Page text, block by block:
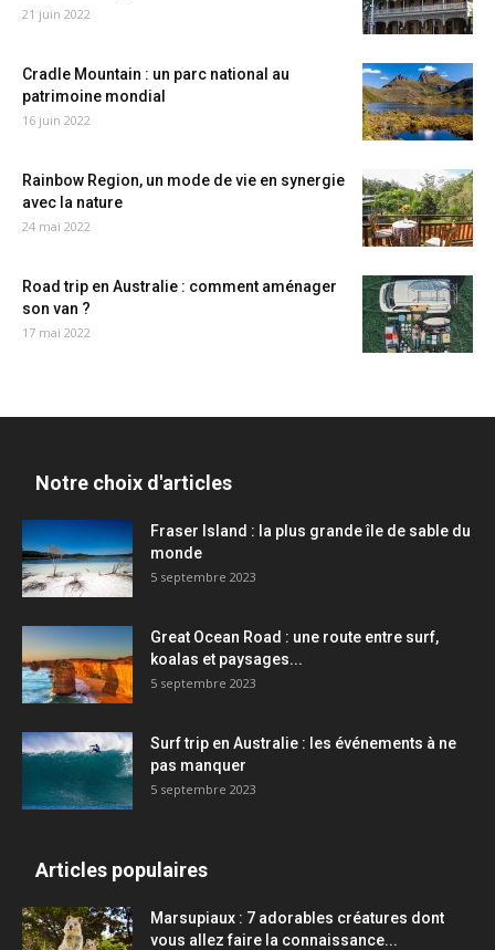
21 juin 2022
Cradle Mountain : un parc national au
patrimoine mondial
16 juin 2022
Rainbow Region, un mode de vie en synergie
avec la nature
24 mai 2022
Road trip en Australie : comment aménager
son van ?
17 mai 2022
Notre choix d'articles
Fraser Island : la plus grande île de sable du
monde
5 septembre 2023
Great Ocean Road : une route entre surf,
koalas et paysages...
5 septembre 2023
Surf trip en Australie : les événements à ne
pas manquer
5 septembre 2023
Articles populaires
Marsupiaux : 7 adorables créatures dont
vous allez faire la connaissance...